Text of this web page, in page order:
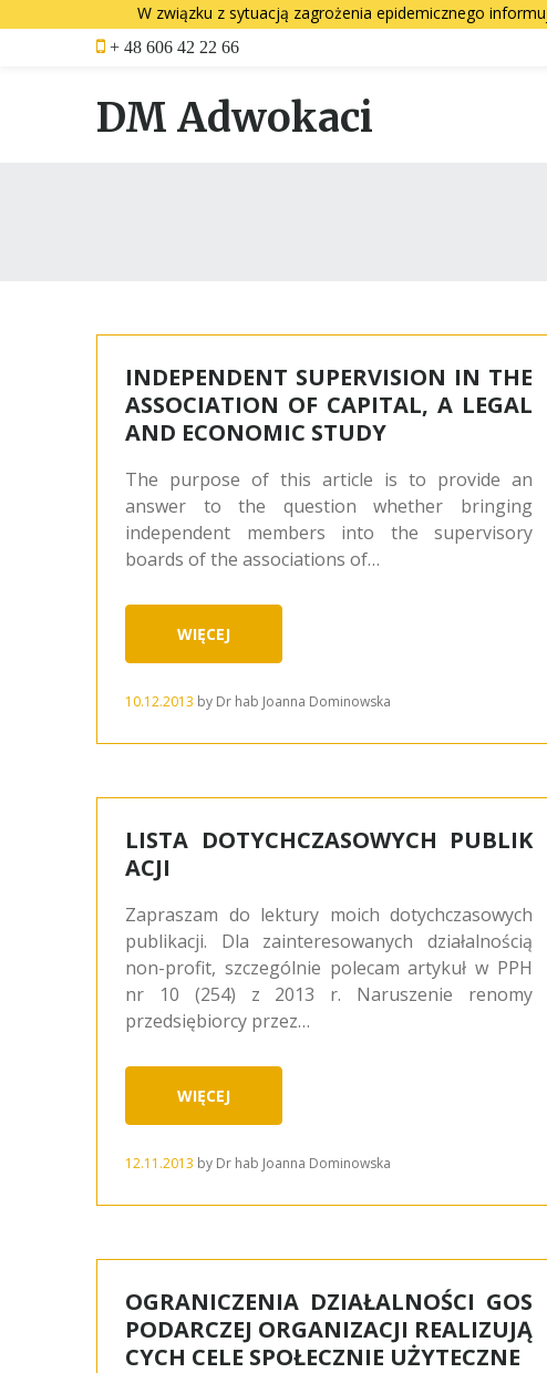
W związku z sytuacją zagrożenia epidemicznego
+ 48 606 42 22 66
DM Adwokaci
2013
INDEPENDENT SUPERVISION IN THE
ASSOCIATION OF CAPITAL, A LEGAL
AND ECONOMIC STUDY
The purpose of this article is to provide an
answer to the question whether bringing
independent members into the supervisory
boards of the associations of…
WIĘCEJ
10.12.2013 by Dr hab Joanna Dominowska
LISTA DOTYCHCZASOWYCH PUBLIK
ACJI
Zapraszam do lektury moich dotychczasowych
publikacji. Dla zainteresowanych działalnością
non-profit, szczególnie polecam artykuł w PPH
nr 10 (254) z 2013 r. Naruszenie renomy
przedsiębiorcy przez…
WIĘCEJ
12.11.2013 by Dr hab Joanna Dominowska
OGRANICZENIA DZIAŁALNOŚCI GOS
PODARCZEJ ORGANIZACJI REALIZUJĄ
CYCH CELE SPOŁECZNIE UŻYTECZNE